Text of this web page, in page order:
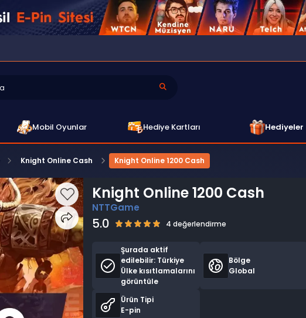
Mobil Oyunlar Hediye Kartları Hediyeler
Knight Online Cash Knight Online 1200 Cash
Knight Online 1200 Cash
NTTGame
5.0 4 değerlendirme
Şurada aktif
edilebilir: Türkiye
Ülke kısıtlamalarını
görüntüle
Bölge
Global
Ürün Tipi
E-pin